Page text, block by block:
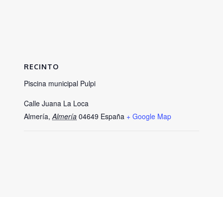
RECINTO
Piscina municipal Pulpi
Calle Juana La Loca
Almería, Almería 04649 España + Google Map